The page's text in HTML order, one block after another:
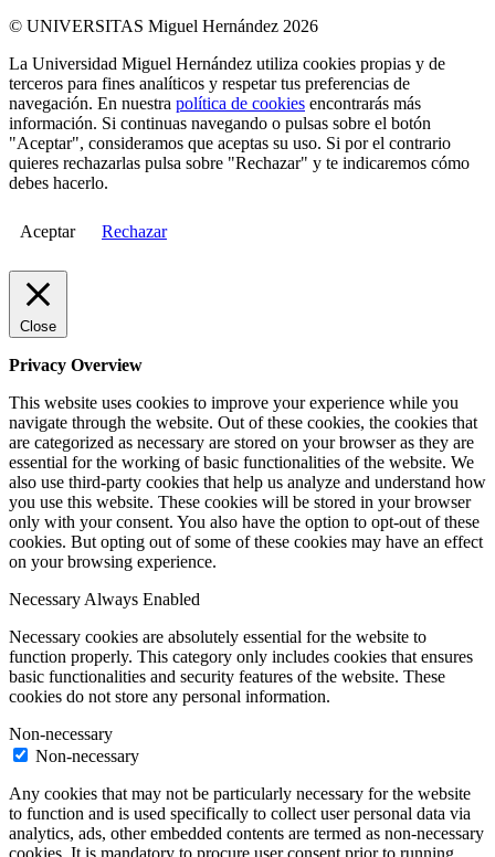
© UNIVERSITAS Miguel Hernández 2026
La Universidad Miguel Hernández utiliza cookies propias y de
terceros para fines analíticos y respetar tus preferencias de
navegación. En nuestra política de cookies encontrarás más
información. Si continuas navegando o pulsas sobre el botón
"Aceptar", consideramos que aceptas su uso. Si por el contrario
quieres rechazarlas pulsa sobre "Rechazar" y te indicaremos cómo
debes hacerlo.
Aceptar Rechazar
Close
Privacy Overview
This website uses cookies to improve your experience while you
navigate through the website. Out of these cookies, the cookies that
are categorized as necessary are stored on your browser as they are
essential for the working of basic functionalities of the website. We
also use third-party cookies that help us analyze and understand how
you use this website. These cookies will be stored in your browser
only with your consent. You also have the option to opt-out of these
cookies. But opting out of some of these cookies may have an effect
on your browsing experience.
NecessaryAlways Enabled
Necessary cookies are absolutely essential for the website to
function properly. This category only includes cookies that ensures
basic functionalities and security features of the website. These
cookies do not store any personal information.
Non-necessary
Non-necessary
Any cookies that may not be particularly necessary for the website
to function and is used specifically to collect user personal data via
analytics, ads, other embedded contents are termed as non-necessary